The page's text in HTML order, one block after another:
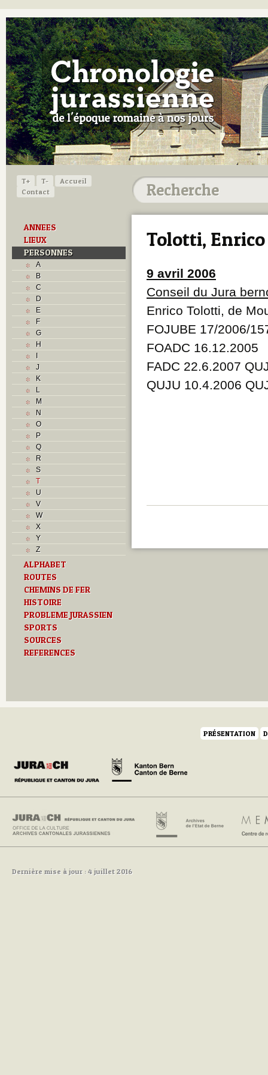
T+ T-
Accueil
Contact
ANNEES
LIEUX
PERSONNES
A
B
C
D
E
F
G
H
I
J
K
L
M
N
O
P
Q
R
S
T
U
V
W
X
Y
Z
ALPHABET
ROUTES
CHEMINS DE FER
HISTOIRE
PROBLEME JURASSIEN
SPORTS
SOURCES
REFERENCES
Tolotti, Enrico
9 avril 2006
Conseil du Jura
Enrico Tolotti, de
FOJUBE 17/2006/
FOADC 16.12.2005
FADC 22.6.2007
QUJU 10.4.2006
PRÉSENTATION
Dernière mise à jour : 4 juillet 2016